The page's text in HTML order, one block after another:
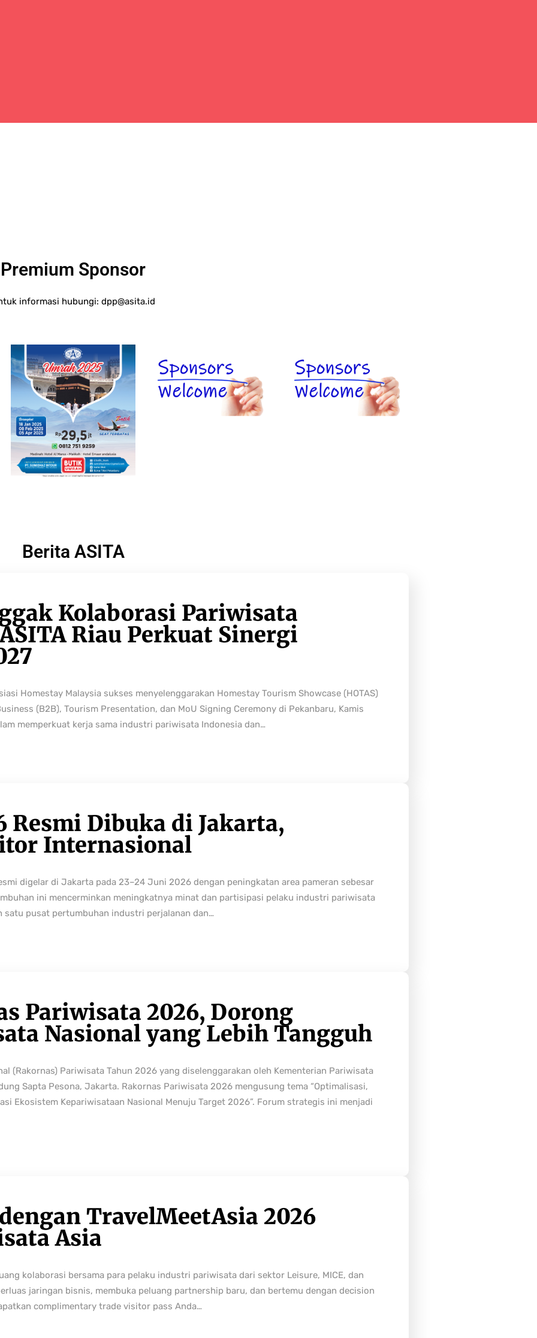
Premium Sponsor
informasi hubungi: dpp@asita.id
Berita ASITA
Kolaborasi Pariwisata
Riau Perkuat Sinergi
Homestay Malaysia sukses menyelenggarakan Homestay Tourism Showcase (HOTAS)
(B2B), Tourism Presentation, dan MoU Signing Ceremony di Pekanbaru, Kamis
memperkuat kerja sama industri pariwisata Indonesia dan…
Resmi Dibuka di Jakarta,
Internasional
digelar di Jakarta pada 23–24 Juni 2026 dengan peningkatan area pameran sebesar
ini mencerminkan meningkatnya minat dan partisipasi pelaku industri pariwisata
satu pusat pertumbuhan industri perjalanan dan…
Pariwisata 2026, Dorong
Nasional yang Lebih Tangguh
(Rakornas) Pariwisata Tahun 2026 yang diselenggarakan oleh Kementerian Pariwisata
Sapta Pesona, Jakarta. Rakornas Pariwisata 2026 mengusung tema “Optimalisasi,
Ekosistem Kepariwisataan Nasional Menuju Target 2026”. Forum strategis ini menjadi
TravelMeetAsia 2026
Asia
kolaborasi bersama para pelaku industri pariwisata dari sektor Leisure, MICE, dan
jaringan bisnis, membuka peluang partnership baru, dan bertemu dengan decision
complimentary trade visitor pass Anda…